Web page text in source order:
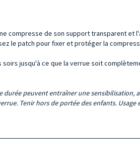
compresse de son support transparent et
le patch pour fixer et protéger la
jusqu'à ce que la verrue soit
peuvent entraîner une
Tenir hors de portée des enfants. Usage